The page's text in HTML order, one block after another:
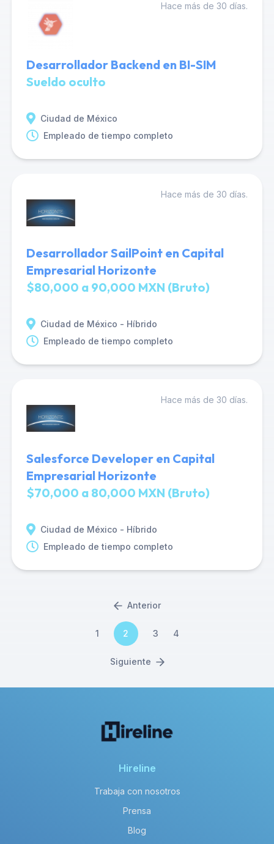
Hace más de 30 días.
Desarrollador Backend en BI-SIM
Sueldo oculto
Ciudad de México
Empleado de tiempo completo
Hace más de 30 días.
Desarrollador SailPoint en Capital
Empresarial Horizonte
$80,000 a 90,000 MXN (Bruto)
Ciudad de México - Híbrido
Empleado de tiempo completo
Hace más de 30 días.
Salesforce Developer en Capital
Empresarial Horizonte
$70,000 a 80,000 MXN (Bruto)
Ciudad de México - Híbrido
Empleado de tiempo completo
Anterior
1 2 3 4
Siguiente
Hireline
Trabaja con nosotros
Prensa
Blog